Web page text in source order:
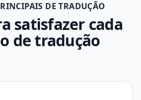
DE TRADUÇÃO
satisfazer cada
de tradução